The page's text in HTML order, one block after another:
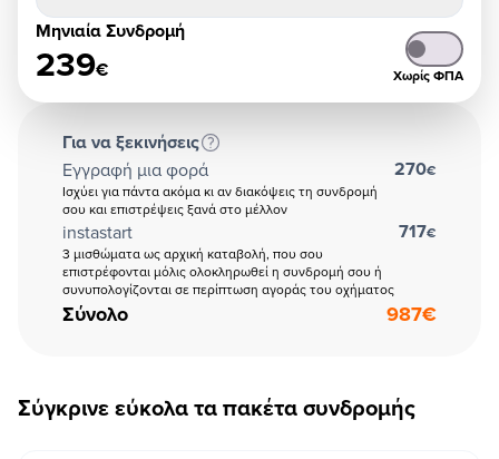
Μηνιαία Συνδρομή
239€ Χωρίς ΦΠΑ
Για να ξεκινήσεις
Εγγραφή μια φορά
Ισχύει για πάντα ακόμα κι αν διακόψεις τη συνδρομή
σου και επιστρέψεις ξανά στο μέλλον
270€
instastart
3 μισθώματα ως αρχική καταβολή, που σου
επιστρέφονται μόλις ολοκληρωθεί η συνδρομή σου ή
συνυπολογίζονται σε περίπτωση αγοράς του οχήματος
717€
Σύνολο 987€
Σύγκρινε εύκολα τα πακέτα συνδρομής